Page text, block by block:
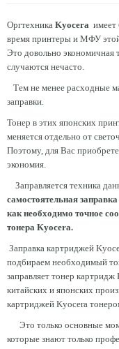
Оргтехника Kyocera имеет
время принтеры и МФУ
Это довольно экономичная
случаются нечасто.
Тем не менее расходные
заправки.
Тонер в этих японских
меняется отдельно от
Поэтому, для Вас
экономия.
Заправляется техника
самостоятельная
как необходимо точное
тонера Kyocera.
Заправка картриджей
подбираем необходимый
заправляет тонер
китайских и японских
картриджей Kyocera
Это только основные
которые знают только